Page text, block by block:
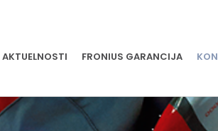
AKTUELNOSTI FRONIUS GARANCIJA